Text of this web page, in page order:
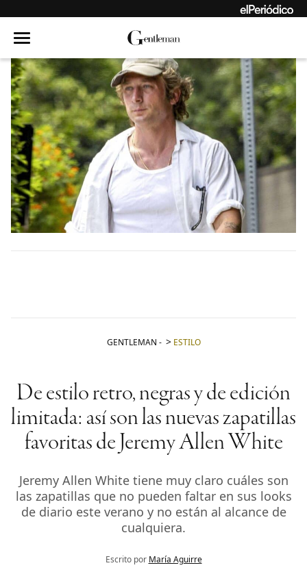
GENTLEMAN - ESTILO
De estilo retro, negras y de edición
limitada: así son las nuevas zapatillas
favoritas de Jeremy Allen White
Jeremy Allen White tiene muy claro cuáles son
las zapatillas que no pueden faltar en sus looks
de diario este verano y no están al alcance de
cualquiera.
Escrito por María Aguirre